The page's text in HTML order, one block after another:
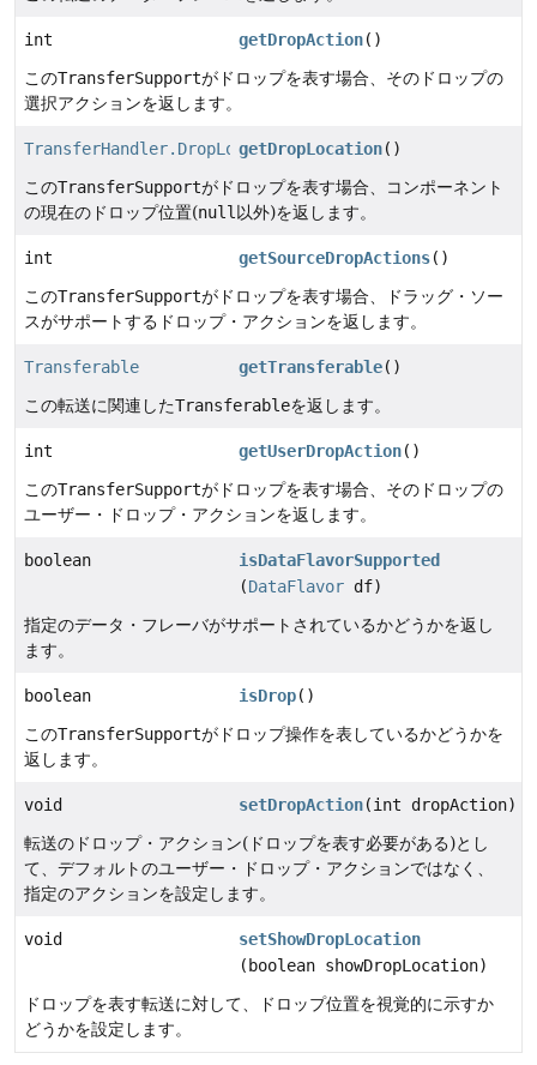
int getDropAction()
このTransferSupportがドロップを表す場合、そのドロップの
選択アクションを返します。
TransferHandler.DropLocationgetDropLocation()
このTransferSupportがドロップを表す場合、コンポーネント
の現在のドロップ位置(null 以外)を返します。
int getSourceDropActions()
このTransferSupportがドロップを表す場合、ドラッグ・ソー
スがサポートするドロップ・アクションを返します。
Transferable getTransferable()
この転送に関連したTransferableを返します。
int getUserDropAction()
このTransferSupportがドロップを表す場合、そのドロップの
ユーザー・ドロップ・アクションを返します。
boolean
isDataFlavorSupported
(DataFlavor df)
指定のデータ・フレーバがサポートされているかどうかを返し
ます。
boolean isDrop()
このTransferSupportがドロップ操作を表しているかどうかを
返します。
void setDropAction(int dropAction)
転送のドロップ・アクション(ドロップを表す必要がある)とし
て、デフォルトのユーザー・ドロップ・アクションではなく、
指定のアクションを設定します。
void
setShowDropLocation
(boolean showDropLocation)
ドロップを表す転送に対して、ドロップ位置を視覚的に示すか
どうかを設定します。